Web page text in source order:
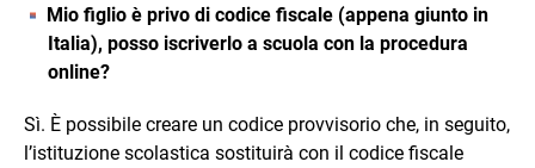
Mio figlio è privo di codice fiscale (appena giunto in
Italia), posso iscriverlo a scuola con la procedura
online?
Sì. È possibile creare un codice provvisorio che, in seguito,
l’istituzione scolastica sostituirà con il codice fiscale